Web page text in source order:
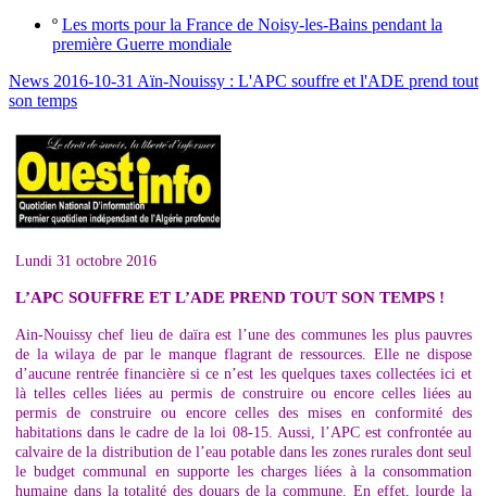
º Les morts pour la France de Noisy-les-Bains pendant la
première Guerre mondiale
News 2016-10-31 Aïn-Nouissy : L'APC souffre et l'ADE prend tout
son temps
Lundi 31 octobre 2016
L’APC SOUFFRE ET L’ADE PREND TOUT SON TEMPS !
Ain-Nouissy chef lieu de daïra est l’une des communes les plus pauvres
de la wilaya de par le manque flagrant de ressources. Elle ne dispose
d’aucune rentrée financière si ce n’est les quelques taxes collectées ici et
là telles celles liées au permis de construire ou encore celles liées au
permis de construire ou encore celles des mises en conformité des
habitations dans le cadre de la loi 08-15. Aussi, l’APC est confrontée au
calvaire de la distribution de l’eau potable dans les zones rurales dont seul
le budget communal en supporte les charges liées à la consommation
humaine dans la totalité des douars de la commune. En effet, lourde la